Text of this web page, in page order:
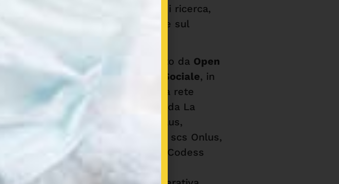
interno ad Open Group di ricerca,
studio e sperimentazione sul
L’ incontro è proposto da Open
Group Cooperativa Sociale, in
collaborazione con la rete
nazionale composta da La
Grande Casa scs Onlus,
Educazione Progetto scs Onlus,
L’Accoglienza Onlus, Codess